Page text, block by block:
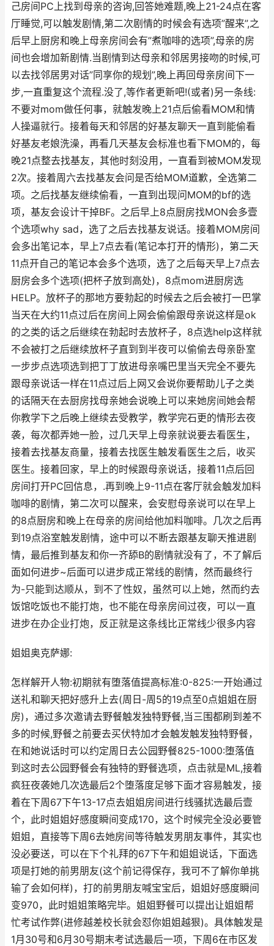
己房间PC上找到母亲的咨询,回答她难题,晚上21-24点在客
厅睡觉,可以触发剧情,第二次剧情的时候会有选项”醒来”,之
后早上厨房和晚上母亲房间会有”煮咖啡的选项”,母亲的房
间也会增加新剧情.当剧情到达母亲和邻居男接吻的时候,可
以去找邻居男对话”同享你的规划”,晚上再回母亲房间下一
步,一直重复这个流程.没了,等作者更新吧!(或者)另一条线:
不要对mom做任何事，就触发晚上21点后偷看MOM和情
人操逼就行。接着每天和邻居的好基友聊天一直到能偷看
好基友老娘洗澡，再看几天基友会标准也看下MOM的，每
晚21点整去找基友，其他时刻没用，一直看到被MOM发现
2次。接着周六去找基友会问是否给MOM道歉，全选第二
项。之后找基友继续偷看，一直到出现问MOM的bf的选
项，基友会设计干掉BF。之后早上8点厨房找MON会多壹
个选项why sad，选了之后去找基友说话。接着MOM房间
会多出笔记本，早上7点去看(笔记本打开的情形)，第二天
11点开自己的笔记本会多个选项，选了之后每天早上7点去
厨房会多个选项(把杯子放到高处)，8点mom进厨房选
HELP。放杯子的那地方要勃起的时候去之后会被打一巴掌
当天在大约11点过后在房间上网会偷偷跟母亲说这样是ok
的之类的话之后继续在勃起时去放杯子，8点选help这样就
不会被打之后继续放杯子直到到半夜可以偷偷去母亲卧室
一步步点选项选到把丁丁放进母亲嘴巴里当天完全不要先
跟母亲说话一样在11点过后上网又会说你要帮助儿子之类
的话隔天在去厨房找母亲她会说晚上可以来她房间她会帮
你教学下之后晚上继续去受教学，教学完石更的情形去夜
袭，每次都弄她一脸，过几天早上母亲就说要去看医生，
接着去找基友商量，接着去找医生触发看医生之后，收买
医生。接着回家，早上的时候跟母亲说话，接着11点后回
房间打开PC回信息，.再到晚上9-11点在客厅就会触发加料
咖啡的剧情，第二次可以醒来，会安慰母亲说可以在早上
的8点厨房和晚上在母亲的房间给他加料咖啡。几次之后再
到19点浴室触发剧情，途中可以不断去跟基友聊天推进剧
情，最后推到基友和你一齐舔B的剧情就没有了，不了解后
面如何进步~后面可以进步成正常线的剧情，然而最终行
为-只能到达顺从，到不了性奴，虽然可以上她，然而约去
饭馆吃饭也不能打炮，也不能在母亲房间过夜，可以一直
进步在办企业打炮，反正就是这条线比正常线少很多内容
姐姐奥克萨娜:
怎样解开人物:初期就有堕落值提高标准:0-825:一开始通过
送礼和聊天把好感升上去(周日-周5的19点至0点姐姐在厨
房)，通过多次邀请去野餐触发独特野餐,当三围都刷到差不
多的时候,野餐之前要去买伏特加才会触发触发独特野餐，
在和她说话时可以约定周日去公园野餐825-1000:堕落值
到这时去公园野餐会有独特的野餐选项，点击就是ML,接着
疯狂夜袭她几次选最后2个堕落度足够下面才容易触发，接
着在下周67下午13-17点去姐姐房间进行线骚扰选最后壹
个，此时姐姐好感度瞬间变成170，这个时候完全没必要管
姐姐，直接等下周6去她房间等待触发男朋友事件，其实也
没必要送，可以在下个礼拜的67下午和姐姐说话，下面选
项是打她的前男朋友(这个前记得保存，我可不了解你单挑
输了会如何样)，打的前男朋友喊宝宝后，姐姐好感度瞬间
变970，此时姐姐策略完毕。姐姐野餐可以提出让姐姐帮
忙考试作弊(进修越差校长就会怼你姐姐越狠)。具体触发是
1月30号和6月30号期末考试选最后一项，下周6在市区发